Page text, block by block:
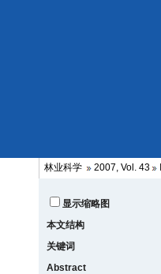
林业科学 2007, Vol. 43
显示缩略图
本文结构
关键词
Abstract